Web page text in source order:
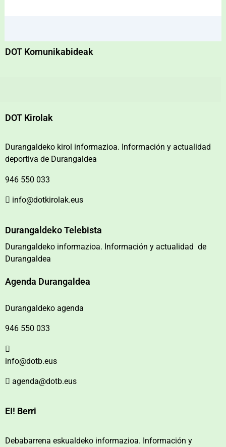
DOT Komunikabideak
DOT Kirolak
Durangaldeko kirol informazioa. Información y actualidad
deportiva de Durangaldea
946 550 033
info@dotkirolak.eus
Durangaldeko Telebista
Durangaldeko informazioa. Información y actualidad de
Durangaldea
Agenda Durangaldea
Durangaldeko agenda
946 550 033
info@dotb.eus
agenda@dotb.eus
EI! Berri
Debabarrena eskualdeko informazioa. Información y